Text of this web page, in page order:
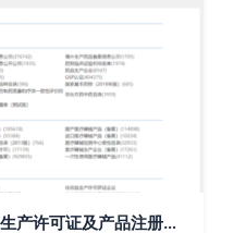
药品、医疗器械、化妆品生产许可证及产品注册信息查询